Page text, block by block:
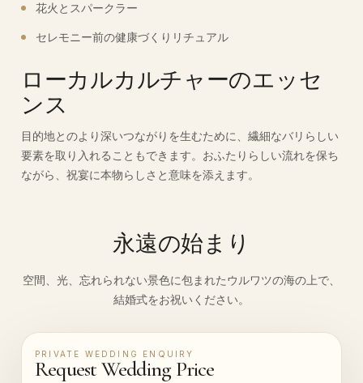
花火とスパークラー
セレモニー前の健康づくりリチュアル
ローカルカルチャーのエッセ
ンス
目的地とのより深いつながりを生むために、繊細なバリらしい
要素を取り入れることもできます。おふたりらしい流れを保ち
ながら、祝宴に本物らしさと意味を添えます。
永遠の始まり
空間、光、忘れられない景色に包まれたウルワツの海の上で、
結婚式をお祝いください。
PRIVATE WEDDING ENQUIRY
Request Wedding Price